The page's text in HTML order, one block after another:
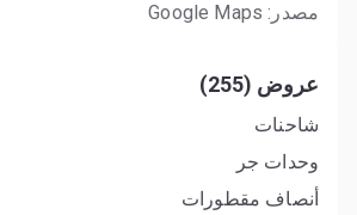
مصدر: Google Maps
عروض (255)
شاحنات
وحدات جر
أنصاف مقطورات